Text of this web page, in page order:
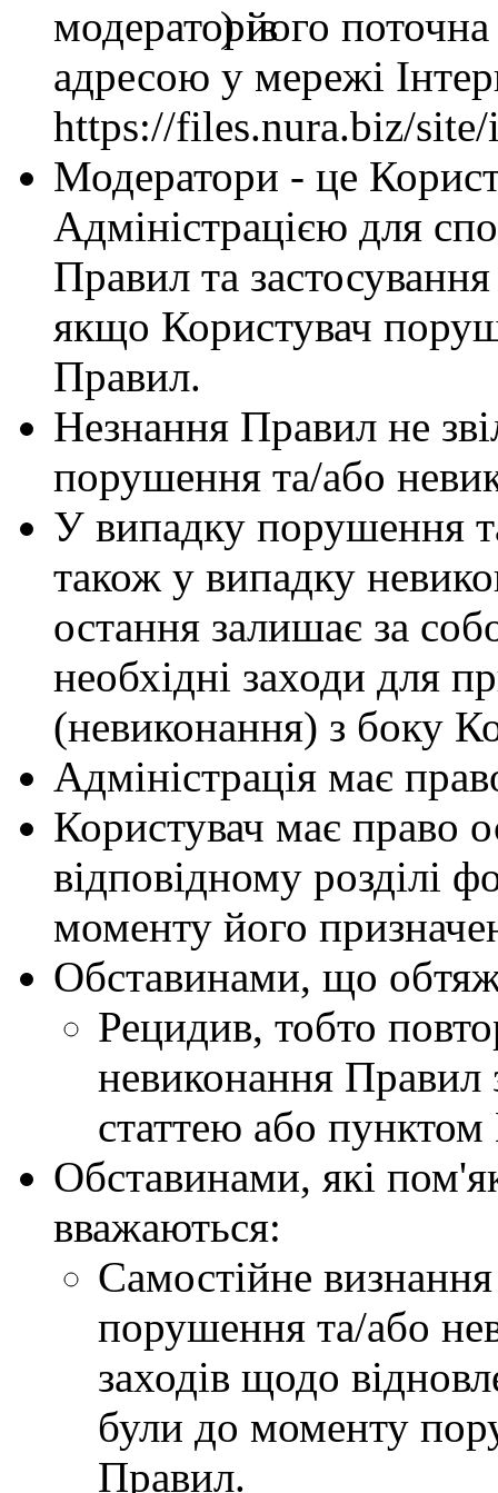
) його
адресою у мережі
https://files.nura.biz/site/
Модератори - це
Адміністрацією для
Правил та
якщо Користувач
Правил.
Незнання Правил не
порушення та/або
У випадку порушення
також у випадку
остання залишає за
необхідні заходи для
(невиконання) з боку
Адміністрація має
Користувач має право
відповідному розділі
моменту його
Обставинами, що
Рецидив, тобто
невиконання Правил
статтею або
Обставинами, які
вважаються:
Самостійне
порушення та/або
заходів щодо
були до моменту
Правил.